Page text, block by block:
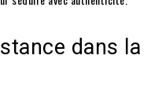
dans la